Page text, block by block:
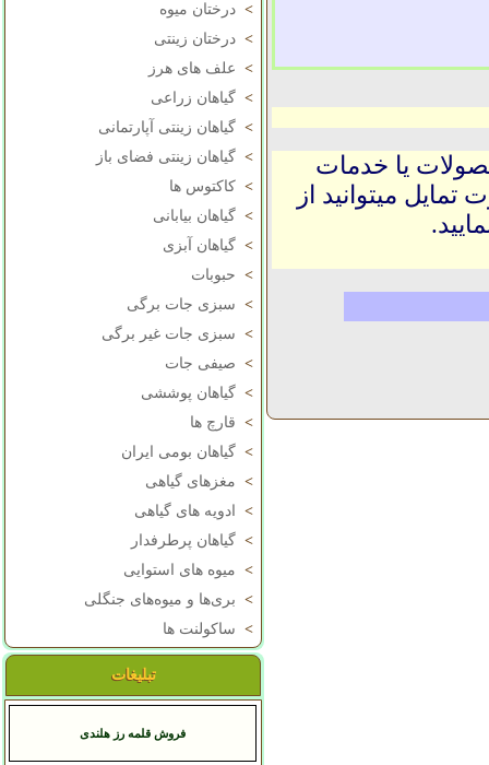
> درختان میوه
> درختان زینتی
> علف های هرز
> گیاهان زراعی
> گیاهان زینتی آپارتمانی
> گیاهان زینتی فضای باز
> کاکتوس ها
> گیاهان بیابانی
> گیاهان آبزی
> حبوبات
> سبزی جات برگی
> سبزی جات غیر برگی
> صیفی جات
> گیاهان پوششی
> قارچ ها
> گیاهان بومی ایران
> مغزهای گیاهی
>
ادویه های گیاهی
> گیاهان پرطرفدار
> میوه های استوایی
> بری‌ها و میوه‌های جنگلی
> ساکولنت ها
تبلیغات
فروش قلمه رز هلندی
یا خدمات
میتوانید از